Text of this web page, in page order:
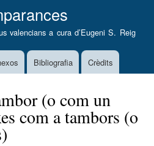
al
contingut
valencians a cura d’Eugeni S. Reig
Bibliografia Crèdits
(o com un
com a tambors (o